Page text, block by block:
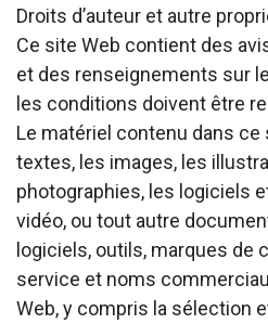
Droits d’auteur et autre
Ce site Web contient des
et des renseignements sur
les conditions doivent être
Le matériel contenu dans
textes, les images, les
photographies, les logiciels
vidéo, ou tout autre
logiciels, outils, marques de
service et noms
Web, y compris la sélection